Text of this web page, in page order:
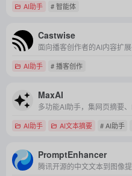
AI助手 # 智能体
Castwise
AI助手 # 播客创作
MaxAI
AI助手 AI文本摘要 # AI助手
PromptEnhancer